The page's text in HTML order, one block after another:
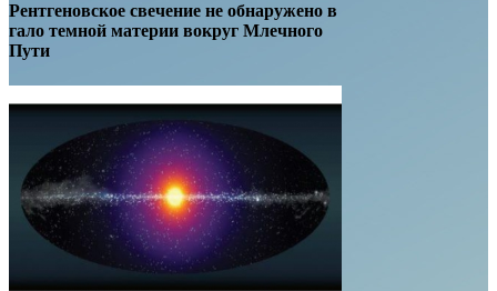
Рентгеновское свечение не обнаружено в
гало темной материи вокруг Млечного
Пути